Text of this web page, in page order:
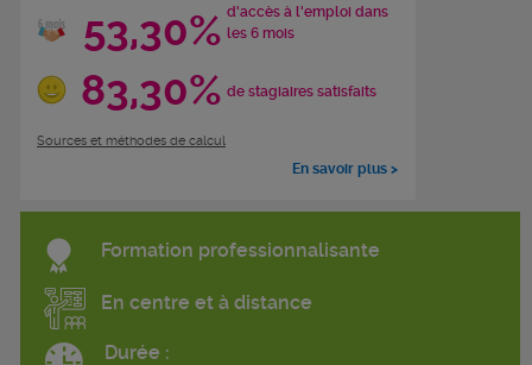
53,30% d'accès à l'emploi dans
les 6 mois
83,30% de stagiaires satisfaits
Sources et méthodes de calcul
En savoir plus >
Formation professionnalisante
En centre et à distance
Durée :